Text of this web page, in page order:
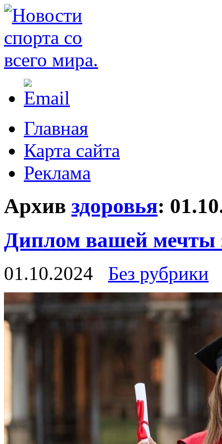
Главная
Карта сайта
Реклама
Архив здоровья:
Диплом вашей мечты
01.10.2024 Без рубрики